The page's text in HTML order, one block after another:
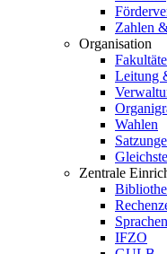
Zahlen
Organisation
Leitung
Wahlen
Zentrale
IFZO